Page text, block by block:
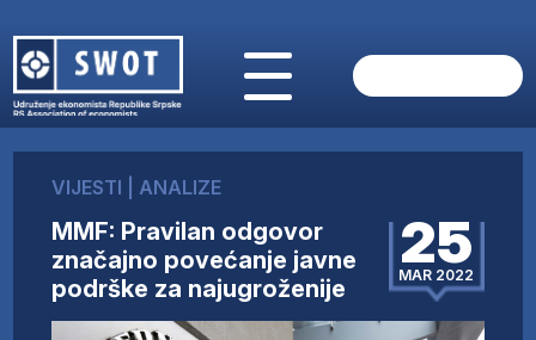
O NAMA
AKTUELNO
ANALIZE
KOMPANIJE
FINANSIJE
VIJESTI ANALIZE
MMF: Pravilan odgovor
značajno povećanje javne
podrške za najugroženije
25
MAR 2022